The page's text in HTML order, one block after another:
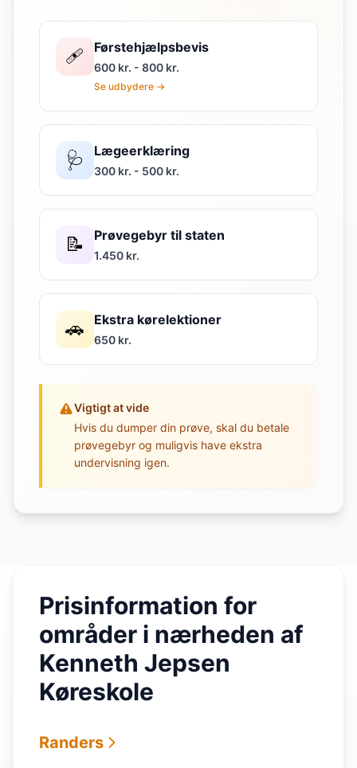
🩹 Førstehjælpsbevis
600 kr. - 800 kr.
Se udbydere →
🩺 Lægeerklæring
300 kr. - 500 kr.
📝 Prøvegebyr til staten
1.450 kr.
🚗 Ekstra kørelektioner
650 kr.
Vigtigt at vide
Hvis du dumper din prøve, skal du betale
prøvegebyr og muligvis have ekstra
undervisning igen.
Prisinformation for
områder i nærheden af
Kenneth Jepsen
Køreskole
Randers